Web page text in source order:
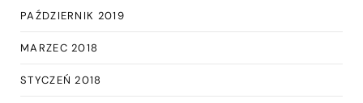
PAŹDZIERNIK 2019
MARZEC 2018
STYCZEŃ 2018